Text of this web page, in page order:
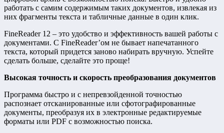
работать с самим содержимым таких документов, извлекая из
них фрагменты текста и табличные данные в один клик.
FineReader 12 – это удобство и эффективность вашей работы с
документами. С FineReader’ом не бывает напечатанного
текста, который придется заново набирать вручную. Успейте
сделать больше, сделайте это проще!
Высокая точность и скорость преобразования документов
Программа быстро и с непревзойденной точностью
распознает отсканированные или сфотографированные
документы, преобразуя их в электронные редактируемые
форматы или PDF с возможностью поиска.